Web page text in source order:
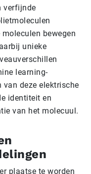
verfijnde
bewegen
unieke
learning-
deze elektrische
identiteit en
van het molecuul.
plaatse te worden